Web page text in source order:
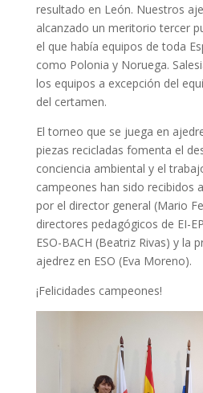
resultado en León. Nuestros
alcanzado un meritorio tercer
el que había equipos de toda
como Polonia y Noruega.
los equipos a excepción del
del certamen.
El torneo que se juega en
piezas recicladas fomenta el
conciencia ambiental y el
campeones han sido recibidos
por el director general (Mario
directores pedagógicos de EI-
ESO-BACH (Beatriz Rivas) y la
ajedrez en ESO (Eva Moreno).
¡Felicidades campeones!